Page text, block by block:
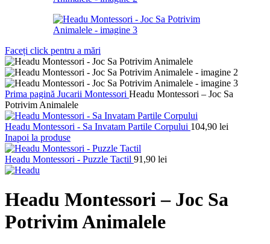
Faceți click pentru a mări
Prima pagină Jucarii Montessori Headu Montessori – Joc Sa
Potrivim Animalele
Headu Montessori - Sa Invatam Partile Corpului 104,90 lei
Inapoi la produse
Headu Montessori - Puzzle Tactil 91,90 lei
Headu Montessori – Joc Sa
Potrivim Animalele